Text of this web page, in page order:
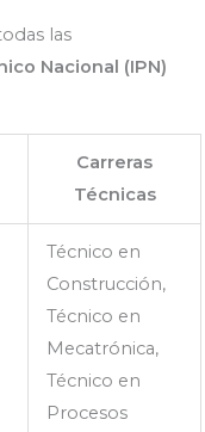
las
Nacional (IPN)
Carreras
Técnicas
Técnico en
Construcción,
Técnico en
Mecatrónica,
Técnico en
Procesos